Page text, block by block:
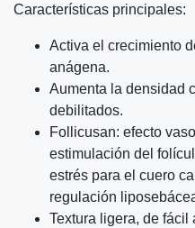
Características principales:
Activa el crecimiento
anágena.
Aumenta la densidad
debilitados.
Follicusan: efecto
estimulación del
estrés para el cuero
regulación
Textura ligera, de